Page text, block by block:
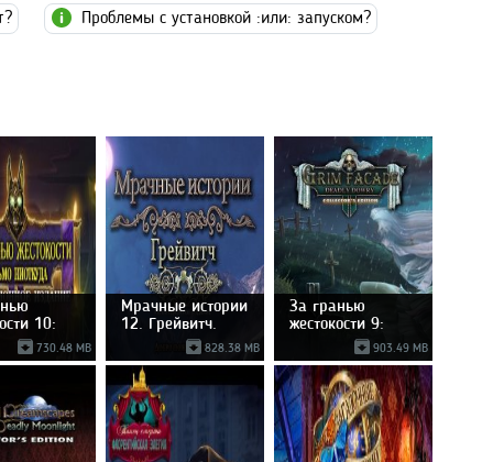
Проблемы с установкой :или: запуском?
10:
730.48 MB
Мрачные истории
12. Грейвитч.
828.38 MB
За гранью
жестокости 9:
Смертельное903.49 MB